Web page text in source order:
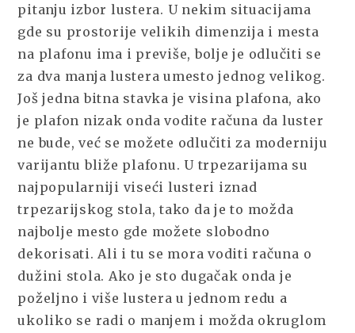
pitanju izbor lustera. U nekim situacijama
gde su prostorije velikih dimenzija i mesta
na plafonu ima i previše, bolje je odlučiti se
za dva manja lustera umesto jednog velikog.
Još jedna bitna stavka je visina plafona, ako
je plafon nizak onda vodite računa da luster
ne bude, već se možete odlučiti za moderniju
varijantu bliže plafonu. U trpezarijama su
najpopularniji viseći lusteri iznad
trpezarijskog stola, tako da je to možda
najbolje mesto gde možete slobodno
dekorisati. Ali i tu se mora voditi računa o
dužini stola. Ako je sto dugačak onda je
poželjno i više lustera u jednom redu a
ukoliko se radi o manjem i možda okruglom